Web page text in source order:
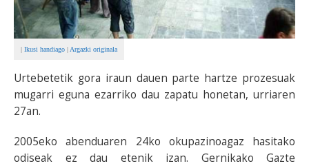
| Ikusi handiago | Argazki originala
Urtebetetik gora iraun dauen parte hartze prozesuak
mugarri eguna ezarriko dau zapatu honetan, urriaren
27an.
2005eko abenduaren 24ko okupazinoagaz hasitako
odiseak ez dau etenik izan. Gernikako Gazte